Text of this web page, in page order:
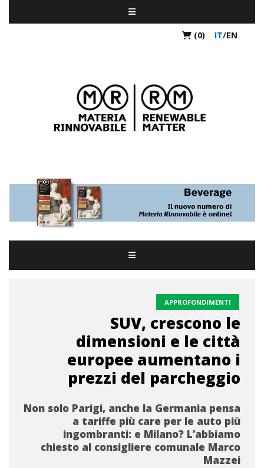
(0) IT/EN
APPROFONDIMENTI
SUV, crescono le
dimensioni e le città
europee aumentano i
prezzi del parcheggio
Non solo Parigi, anche la Germania pensa
a tariffe più care per le auto più
ingombranti: e Milano? L’abbiamo
chiesto al consigliere comunale Marco
Mazzei